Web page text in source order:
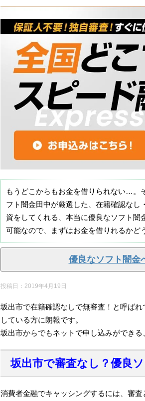
もうどこからもお金を借りられない…。
フト闇金田中が厳選した、在籍確認な
資をしてくれる、本当に優良なソフト
可能なので、まずはお金を借りれるかど
優良なソフト闇金
投稿日： 2019年4月19日
坂出市で在籍確認なしで無審査！と呼ば
している方に朗報です。
坂出市からでもネットで申し込みができ
坂出市で審査なし？優良ソ
消費者金融でキャッシングするには、審査